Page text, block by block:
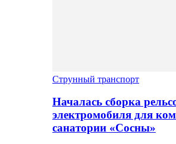
Струнный транспорт
Началась сборка
электромобиля для
санатории «Сосны»